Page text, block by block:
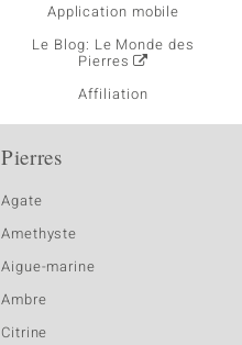
Application mobile
Le Blog: Le Monde des
Pierres
Affiliation
Pierres
Agate
Amethyste
Aigue-marine
Ambre
Citrine